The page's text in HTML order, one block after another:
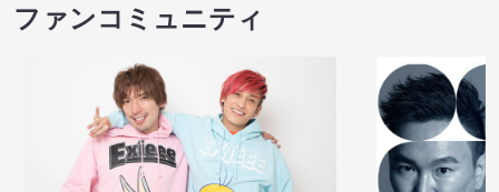
ファンコミュニティ